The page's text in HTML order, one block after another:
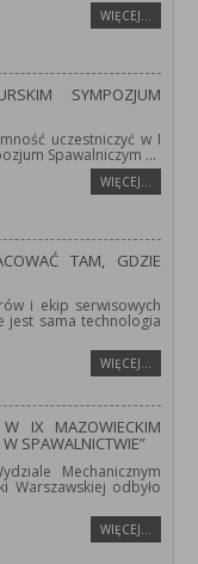
WIĘCEJ…
SYMPOZJUM
uczestniczyć w I
Spawalniczym ...
WIĘCEJ…
TAM, GDZIE
i ekip serwisowych
jest sama technologia
WIĘCEJ…
W IX MAZOWIECKIM
SPAWALNICTWIE”
Mechanicznym
Warszawskiej odbyło
WIĘCEJ…